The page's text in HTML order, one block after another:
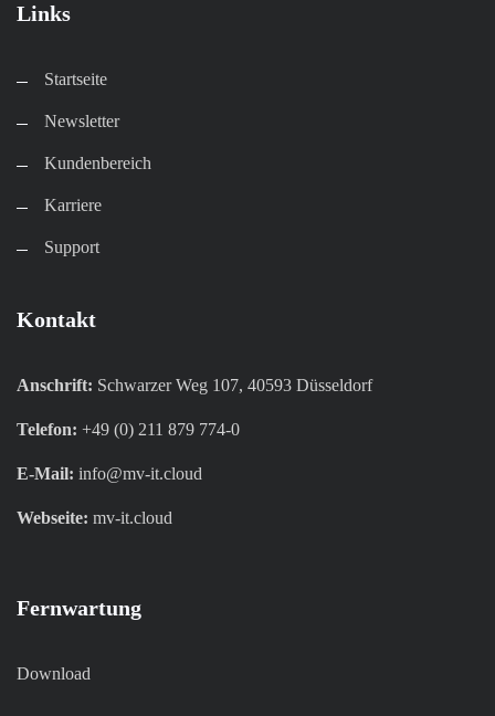
Links
Startseite
Newsletter
Kundenbereich​
Karriere​
Support
Kontakt
Anschrift: Schwarzer Weg 107, 40593 Düsseldorf
Telefon: +49 (0) 211 879 774-0
E-Mail: info@mv-it.cloud
Webseite: mv-it.cloud
Fernwartung
Download